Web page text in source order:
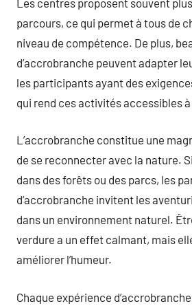
parcours, ce qui permet à tous de
niveau de compétence. De plus,
d’accrobranche peuvent adapter
les participants ayant des
qui rend ces activités accessibles
L’accrobranche constitue une
de se reconnecter avec la nature.
dans des forêts ou des parcs, les
d’accrobranche invitent les
dans un environnement naturel.
verdure a un effet calmant, mais
améliorer l’humeur.
Chaque expérience